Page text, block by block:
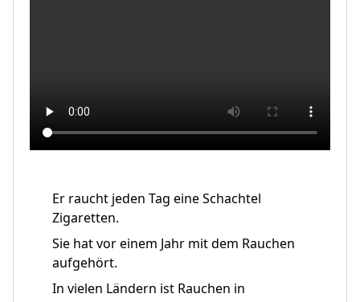
Er raucht jeden Tag eine Schachtel
Zigaretten.
Sie hat vor einem Jahr mit dem Rauchen
aufgehört.
In vielen Ländern ist Rauchen in